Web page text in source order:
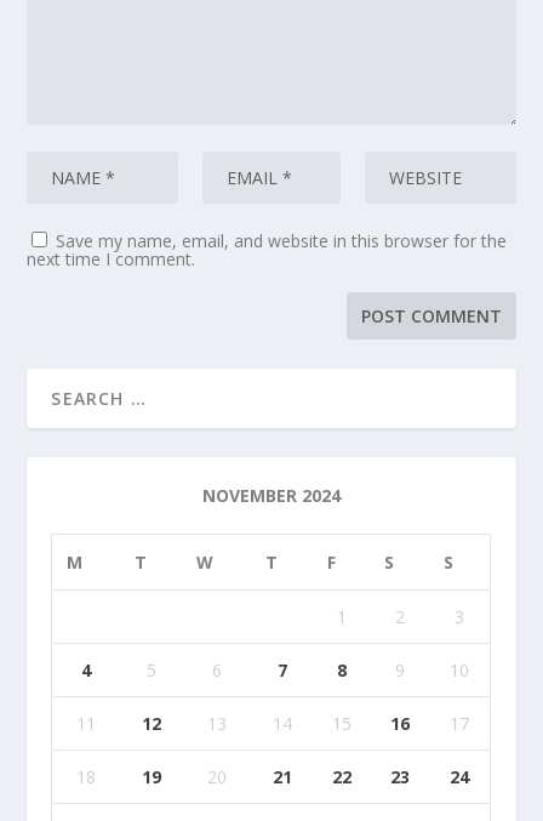
Save my name, email, and website in this browser for the
next time I comment.
NOVEMBER 2024
M T W T F S S
1 2 3
4 5 6 7 8 9 10
11 12 13 14 15 16 17
18 19 20 21 22 23 24